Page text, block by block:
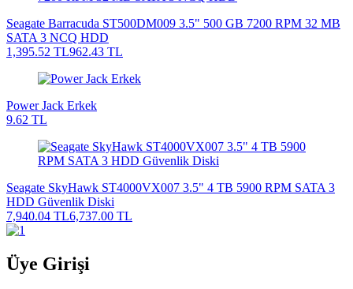
Seagate Barracuda ST500DM009 3.5" 500 GB 7200 RPM 32 MB
SATA 3 NCQ HDD
1,395.52 TL962.43 TL
Power Jack Erkek
9.62 TL
Seagate SkyHawk ST4000VX007 3.5" 4 TB 5900 RPM SATA 3
HDD Güvenlik Diski
7,940.04 TL6,737.00 TL
Üye Girişi